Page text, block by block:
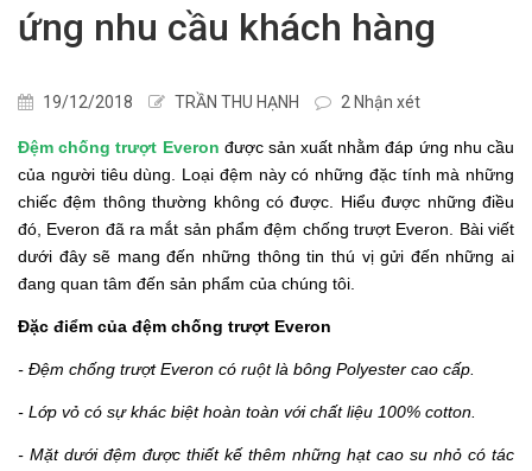
ứng nhu cầu khách hàng
19/12/2018 TRẦN THU HẠNH 2 Nhận xét
Đệm chống trượt Everon được sản xuất nhằm đáp ứng nhu cầu
của người tiêu dùng. Loại đệm này có những đặc tính mà những
chiếc đệm thông thường không có được. Hiểu được những điều
đó, Everon đã ra mắt sản phẩm đệm chống trượt Everon. Bài viết
dưới đây sẽ mang đến những thông tin thú vị gửi đến những ai
đang quan tâm đến sản phẩm của chúng tôi.
Đặc điểm của đệm chống trượt Everon
- Đệm chống trượt Everon có ruột là bông Polyester cao cấp.
- Lớp vỏ có sự khác biệt hoàn toàn với chất liệu 100% cotton.
- Mặt dưới đệm được thiết kế thêm những hạt cao su nhỏ có tác